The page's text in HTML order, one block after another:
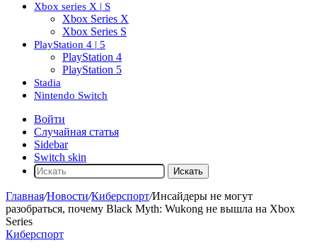
Xbox series X | S
Xbox Series X
Xbox Series S
PlayStation 4 | 5
PlayStation 4
PlayStation 5
Stadia
Nintendo Switch
Войти
Случайная статья
Sidebar
Switch skin
Искать
Главная/Новости/Киберспорт/Инсайдеры не могут
разобраться, почему Black Myth: Wukong не вышла на Xbox
Series
Киберспорт